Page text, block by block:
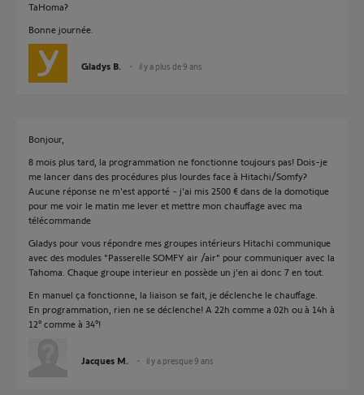
TaHoma?
Bonne journée.
Gladys B. il y a plus de 9 ans
Bonjour,
8 mois plus tard, la programmation ne fonctionne toujours pas! Dois-je
me lancer dans des procédures plus lourdes face à Hitachi/Somfy?
Aucune réponse ne m'est apporté - j'ai mis 2500 € dans de la domotique
pour me voir le matin me lever et mettre mon chauffage avec ma
télécommande
Gladys pour vous répondre mes groupes intérieurs Hitachi communique
avec des modules "Passerelle SOMFY air /air" pour communiquer avec la
Tahoma. Chaque groupe interieur en possède un j'en ai donc 7 en tout.
En manuel ça fonctionne, la liaison se fait, je déclenche le chauffage.
En programmation, rien ne se déclenche! A 22h comme a 02h ou à 14h à
12° comme à 34°!
Jacques M. il y a presque 9 ans